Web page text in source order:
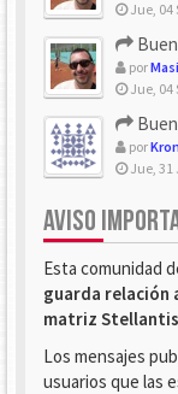
Jue, 04
por
Jue, 04
por
Jue, 31
AVISO
Esta comunidad
guarda relación
matriz Stellantis
Los mensajes
usuarios que las